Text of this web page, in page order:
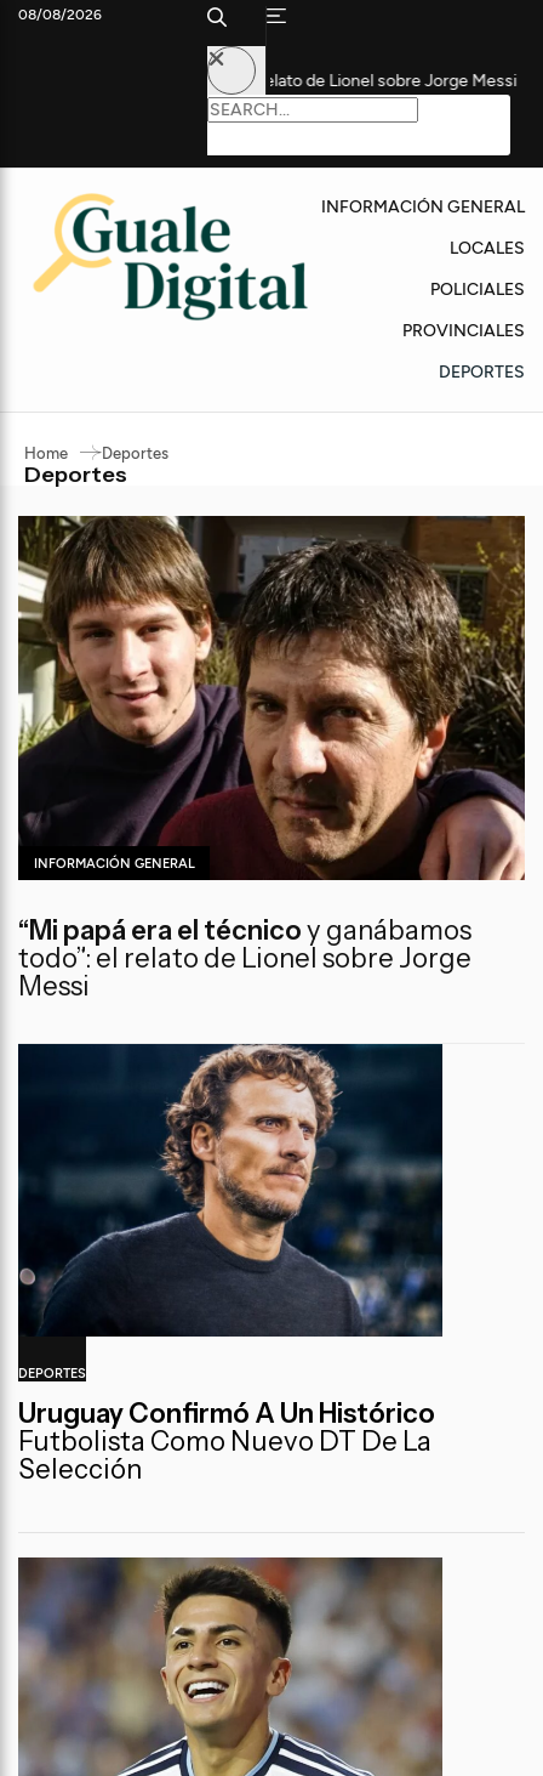
todo”: el relato de Lionel sobre Jorge Messi La AFA
08/08/2026
INFORMACIÓN GENERAL
LOCALES
POLICIALES
PROVINCIALES
DEPORTES
Home Deportes
Deportes
INFORMACIÓN GENERAL
“Mi papá era el técnicoy ganábamos
todo”: el relato de Lionel sobre Jorge
Messi
DEPORTES
Uruguay Confirmó A Un Histórico
Futbolista Como Nuevo DT De La
Selección